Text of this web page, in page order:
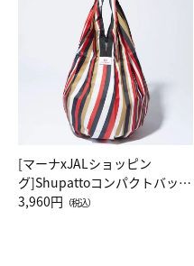
[マーナxJALショッピン
グ]Shupattoコンパクトバッグ
Drop JAL客室乗務員（LC）ス
3,960円 （税込）